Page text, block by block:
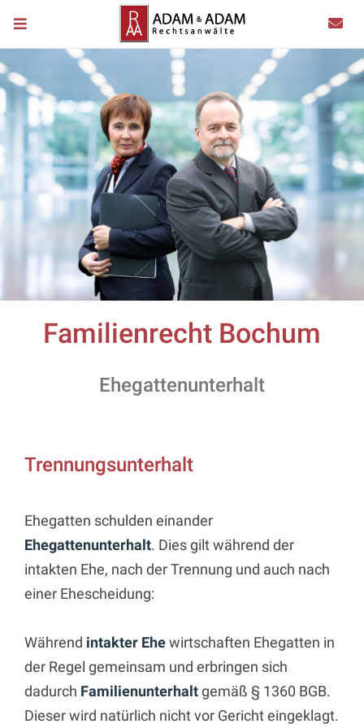
Familienrecht Bochum
Ehegattenunterhalt
Trennungsunterhalt
Ehegatten schulden einander
Ehegattenunterhalt. Dies gilt während der
intakten Ehe, nach der Trennung und auch nach
einer Ehescheidung:
Während intakter Ehewirtschaften Ehegatten in
der Regel gemeinsam und erbringen sich
dadurch Familienunterhaltgemäß § 1360 BGB.
Dieser wird natürlich nicht vor Gericht eingeklagt.